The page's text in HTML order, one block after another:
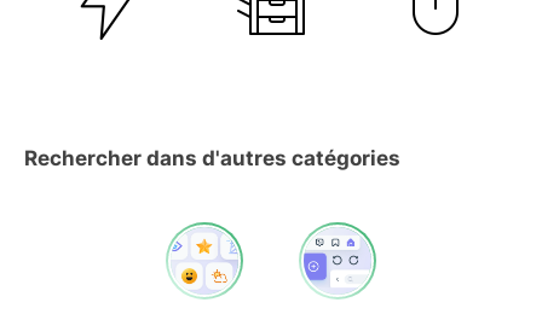
Rechercher dans d'autres catégories